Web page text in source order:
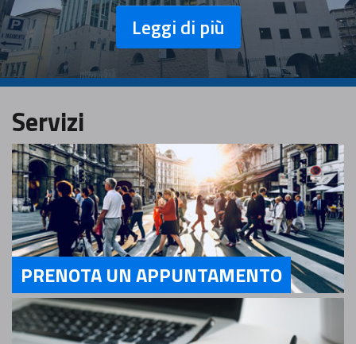
Leggi di più
Servizi
Servizi PRENOTA UN APPUNTAMENTO
PRENOTA UN APPUNTAMENTO